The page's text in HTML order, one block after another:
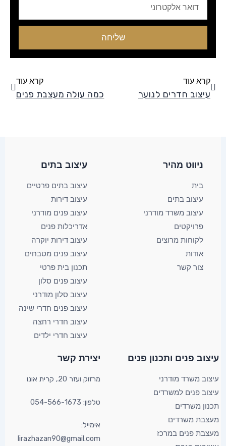
שליחה
קרא עוד
עיצוב חדרים לנוער
קרא עוד
כמה עולה מעצבת פנים
ניווט מהיר
בית
עיצוב בתים
עיצוב משרד מודרני
פרויקטים
לקוחות מרוצים
אודות
צור קשר
עיצוב בתים​
עיצוב בתים פרטיים
עיצוב דירות
עיצוב פנים מודרני
אדריכלות פנים
עיצוב דירות יוקרה
עיצוב פנים מטבחים
תכנון בית פרטי
עיצוב פנים סלון
עיצוב סלון מודרני
עיצוב פנים חדרי שינה
עיצוב חדרי רחצה
עיצוב חדרי ילדים
עיצוב פנים ותכנון פנים​
עיצוב משרד מודרני
עיצוב פנים למשרדים
תכנון משרדים
מעצבת משרדים
מעצבת פנים במרכז
יצירת קשר​
מרזוק ועזר 20, קרית אונו​
טלפון: 054-566-1673
אימייל:
lirazhazan90@gmail.com
Facebook
X
YouTube